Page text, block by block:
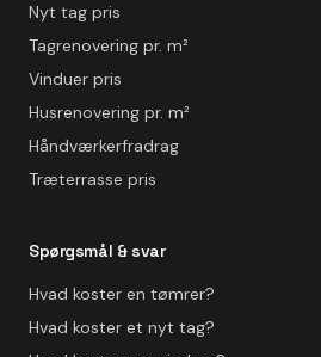
Nyt tag pris
Tagrenovering pr. m²
Vinduer pris
Husrenovering pr. m²
Håndværkerfradrag
Træterrasse pris
Spørgsmål & svar
Hvad koster en tømrer?
Hvad koster et nyt tag?